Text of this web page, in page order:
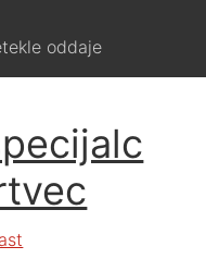
oddaje